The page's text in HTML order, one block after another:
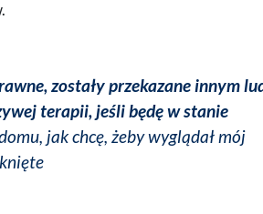
zostały przekazane innym
terapii, jeśli będę w stanie
jak chcę, żeby wyglądał mój